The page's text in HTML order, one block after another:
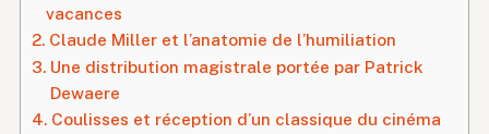
vacances
Claude Miller et l’anatomie de l’humiliation
Une distribution magistrale portée par Patrick
Dewaere
Coulisses et réception d’un classique du cinéma